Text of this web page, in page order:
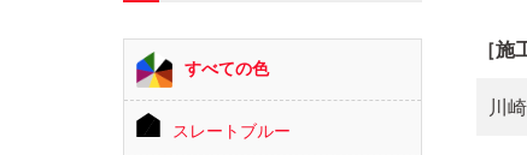
［施
川
すべての色
スレートブルー